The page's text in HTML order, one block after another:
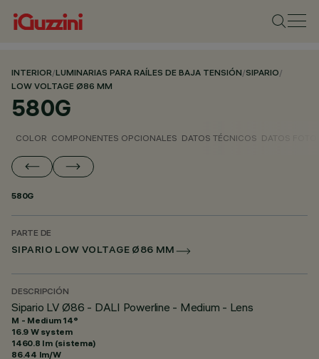
INTERIOR/LUMINARIAS PARA RAÍLES DE BAJA TENSIÓN/SIPARIO/
LOW VOLTAGE Ø86 MM
580G
COLOR COMPONENTES OPCIONALES DATOS TÉCNICOS DATOS
580G
PARTE DE
SIPARIO LOW VOLTAGE Ø86 MM
DESCRIPCIÓN
Sipario LV Ø86 - DALI Powerline - Medium - Lens
M - Medium 14°
16.9 W system
1460.8 lm (sistema)
86.44 lm/W